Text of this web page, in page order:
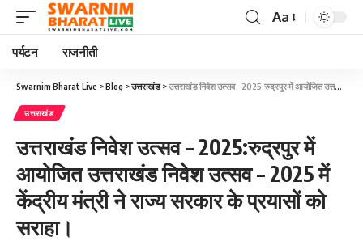
Aa
पर्यटन राजनीती
Swarnim Bharat Live >Blog >उत्तराखंड>उत्तराखंड निवेश उत्सव – 2025:रुद्रपुर में आयोजित उत्तराखंड निवेश उत्सव – 2025 में केंद्रीय मंत्री ने राज्य सरकार के प्रयासों को सराहा।
उत्तराखंड
उत्तराखंड निवेश उत्सव – 2025:रुद्रपुर में
आयोजित उत्तराखंड निवेश उत्सव – 2025 में
केंद्रीय मंत्री ने राज्य सरकार के प्रयासों को
सराहा।